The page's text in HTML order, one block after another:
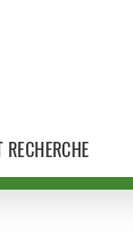
RECHERCHE